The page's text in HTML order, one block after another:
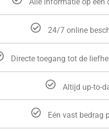
24/7 online
Directe toegang tot de
Altijd up-to-
Eén vast bedrag